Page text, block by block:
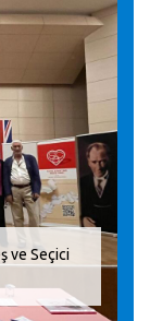
ve Seçici